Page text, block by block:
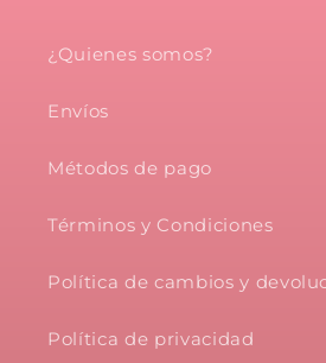
¿Quienes somos?
Envíos
Métodos de pago
Términos y Condiciones
Política de cambios y
Política de privacidad